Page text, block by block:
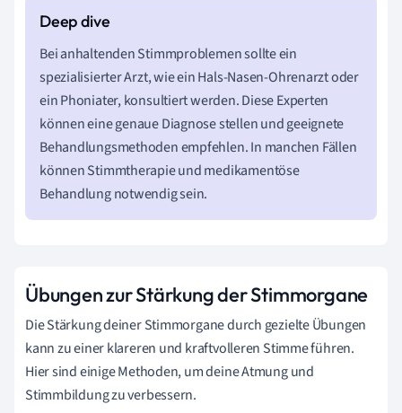
Bei anhaltenden Stimmproblemen sollte ein
spezialisierter Arzt, wie ein Hals-Nasen-Ohrenarzt oder
ein Phoniater, konsultiert werden. Diese Experten
können eine genaue Diagnose stellen und geeignete
Behandlungsmethoden empfehlen. In manchen Fällen
können Stimmtherapie und medikamentöse
Behandlung notwendig sein.
Übungen zur Stärkung der Stimmorgane
Die Stärkung deiner Stimmorgane durch gezielte Übungen
kann zu einer klareren und kraftvolleren Stimme führen.
Hier sind einige Methoden, um deine Atmung und
Stimmbildung zu verbessern.